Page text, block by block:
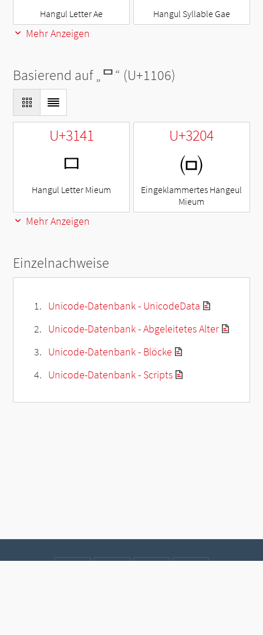
Hangul Letter Ae Hangul Syllable Gae
Mehr Anzeigen
Basierend auf „ᄆ“ (U+1106)
U+3141
ㅁ
Hangul Letter Mieum
U+3204
㈄
Eingeklammertes Hangeul
Mieum
Mehr Anzeigen
Einzelnachweise
Unicode-Datenbank - UnicodeData
Unicode-Datenbank - Abgeleitetes Alter
Unicode-Datenbank - Blöcke
Unicode-Datenbank - Scripts